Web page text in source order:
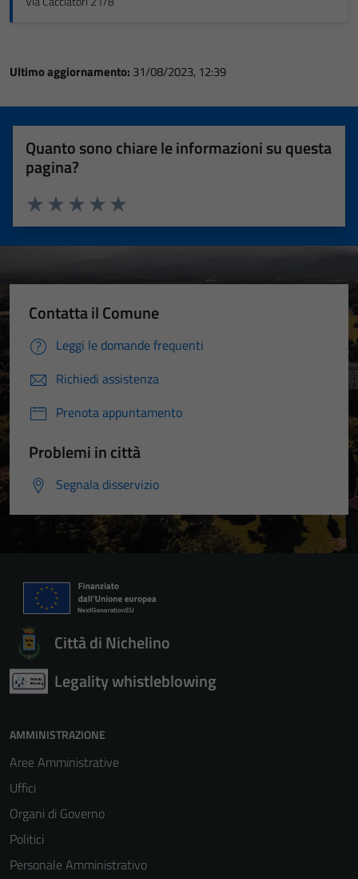
Ultimo aggiornamento: 31/08/2023, 12:39
Quanto sono chiare le informazioni su questa
pagina?
Valuta 5 stelle su 5
Valuta 4 stelle su 5
Valuta 3 stelle su 5
Valuta 2 stelle su 5
Valuta 1 stelle su 5
Contatta il Comune
Leggi le domande frequenti
Richiedi assistenza
Prenota appuntamento
Problemi in città
Segnala disservizio
Città di Nichelino
Legality whistleblowing
AMMINISTRAZIONE
Aree Amministrative
Uffici
Organi di Governo
Politici
Personale Amministrativo